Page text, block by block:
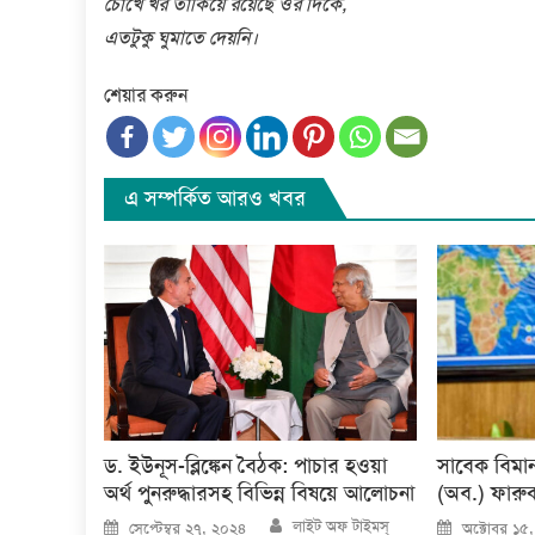
এতটুকু ঘুমাতে দেয়নি।
শেয়ার করুন
এ সম্পর্কিত আরও খবর
ড. ইউনূস-ব্লিঙ্কেন বৈঠক: পাচার হওয়া
অর্থ পুনরুদ্ধারসহ বিভিন্ন বিষয়ে আলোচনা
Posted
সেপ্টেম্বর ২৭, ২০২৪ Author
লাইট অফ টাইমস্
সাবেক
(অব.)
Posted
অক্টোবর